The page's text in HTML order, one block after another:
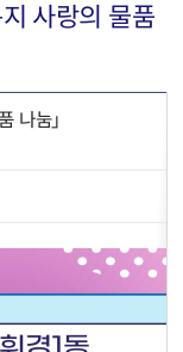
사랑의 물품
나눔」